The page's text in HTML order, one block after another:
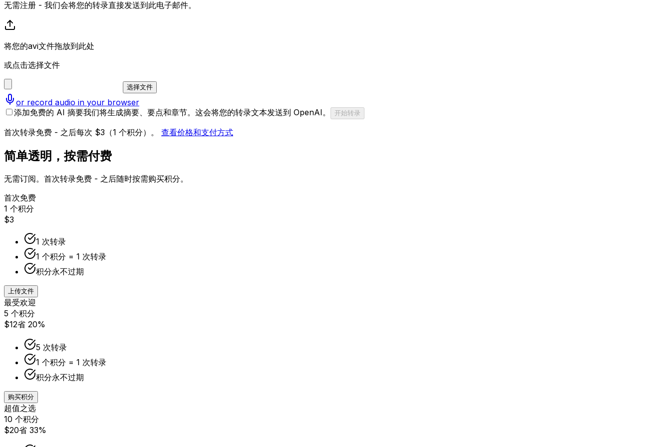
无需注册 - 我们会将您的转录直接发送到此电子邮件。
将您的avi文件拖放到此处
或点击选择文件
选择文件
or record audio in your browser
添加免费的 AI 摘要我们将生成摘要、要点和章节。这会将您的转录文本发送到 OpenAI。 开始转录
首次转录免费 - 之后每次 $3（1 个积分）。 查看价格和支付方式
简单透明，按需付费
无需订阅。首次转录免费 - 之后随时按需购买积分。
首次免费
1 个积分
$3
1 次转录
1 个积分 = 1 次转录
积分永不过期
上传文件
最受欢迎
5 个积分
$12省 20%
5 次转录
1 个积分 = 1 次转录
积分永不过期
购买积分
超值之选
10 个积分
$20省 33%